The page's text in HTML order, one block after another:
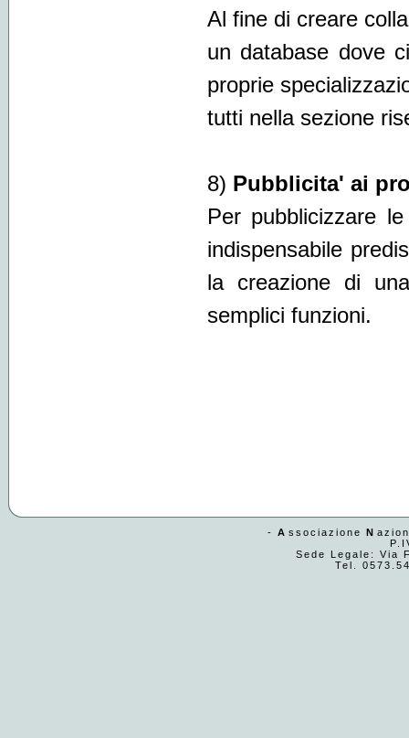
Al fine di creare
un database dove
proprie
tutti nella sezione
8) Pubblicita' ai
Per pubblicizzare
indispensabile
la creazione di
semplici funzioni.
- A ssociazione N
Sede Legale: Via
Tel.